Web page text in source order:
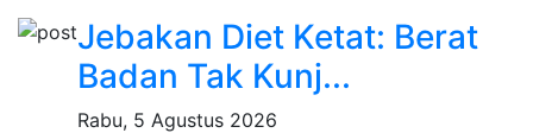
Jebakan Diet Ketat: Berat
Badan Tak Kunj...
Rabu, 5 Agustus 2026